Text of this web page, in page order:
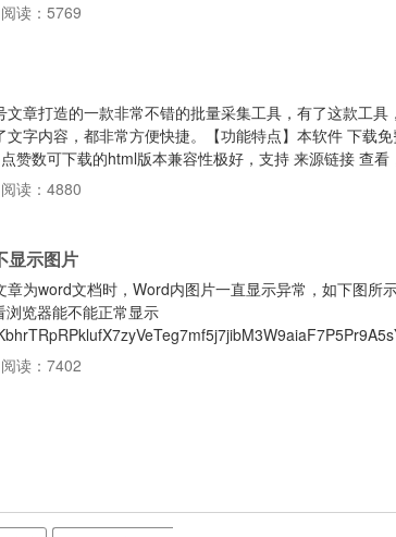
阅读：5769
章打造的一款非常不错的批量采集工具，有了这款工具
字内容，都非常方便快捷。【功能特点】本软件 下载
赞数可下载的html版本兼容性极好，支持 来源链接 查看
可下载的pdf版本，高质量无损保存，可下载的word版本
中查看(注意：一般过大的图片可能存在问题)支持在批量
阅读：4880
显示图片
为word文档时，Word内图片一直显示异常，如下图所
览器能不能正常显示
如果可以正常显示，那导出Word应该也是正常的
阅读：7402